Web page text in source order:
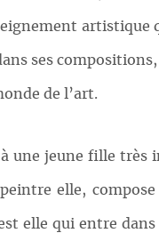
artistique
ses
de l’art.
une jeune fille très
elle,
elle qui entre